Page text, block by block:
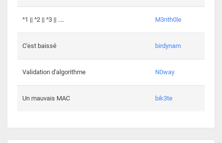
^1 || ^2 || ^3 || .... M3nth0le
C'est baissé birdynam
Validation d'algorithme N0way
Un mauvais MAC bik3te